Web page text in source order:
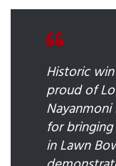
Historic
proud of
Nayanmoni
for
in Lawn